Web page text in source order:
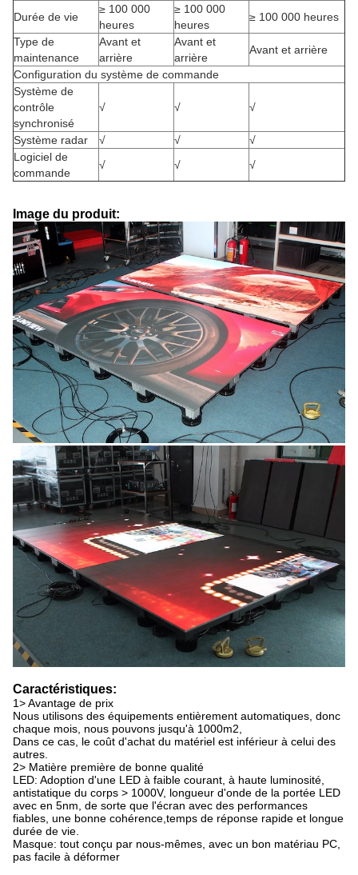
Durée de vie
≥ 100 000
heures
≥ 100 000
heures
≥ 100 000 heures
Type de
maintenance
Avant et
arrière
Avant et
arrière
Avant et arrière
Configuration du système de commande
Système de
contrôle
synchronisé
√ √ √
Système radar √ √
√
Logiciel de
commande
√ √ √
Image du produit:
Caractéristiques:
1> Avantage de prix
Nous utilisons des équipements entièrement automatiques, donc
chaque mois, nous pouvons jusqu'à 1000m2,
Dans ce cas, le coût d'achat du matériel est inférieur à celui des
autres.
2> Matière première de bonne qualité
LED: Adoption d'une LED à faible courant, à haute luminosité,
antistatique du corps > 1000V, longueur d'onde de la portée LED
avec en 5nm, de sorte que l'écran avec des performances
fiables, une bonne cohérence,temps de réponse rapide et longue
durée de vie.
Masque: tout conçu par nous-mêmes, avec un bon matériau PC,
pas facile à déformer